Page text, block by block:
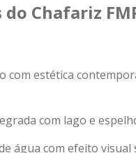
Chafariz
com estética
com lago e
água com efeito visual